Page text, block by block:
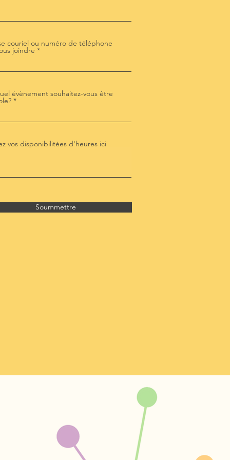
couriel ou numéro de téléphone
joindre
évènement souhaitez-vous être
vos disponibilitées d'heures ici
Soummettre